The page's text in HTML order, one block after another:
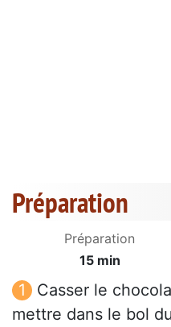
Préparation
Préparation
15 min
Casser le
mettre dans le bol